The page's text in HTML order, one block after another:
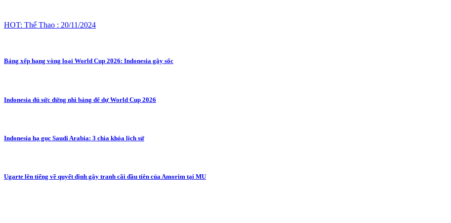
HOT: Thể Thao : 20/11/2024
Bảng xếp hạng vòng loại World Cup 2026: Indonesia gây sốc
Indonesia đủ sức đứng nhì bảng để dự World Cup 2026
Indonesia hạ gục Saudi Arabia: 3 chìa khóa lịch sử
Ugarte lên tiếng về quyết định gây tranh cãi đầu tiên của Amorim tại MU